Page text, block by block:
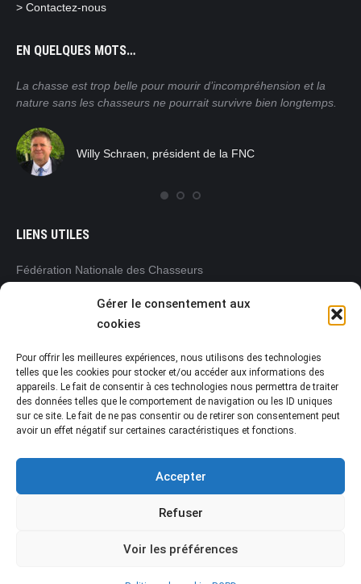
Gérer le consentement aux
cookies
Pour offrir les meilleures expériences, nous utilisons des technologies
telles que les cookies pour stocker et/ou accéder aux informations des
appareils. Le fait de consentir à ces technologies nous permettra de traiter
des données telles que le comportement de navigation ou les ID uniques
sur ce site. Le fait de ne pas consentir ou de retirer son consentement peut
avoir un effet négatif sur certaines caractéristiques et fonctions.
Accepter
Refuser
Voir les préférences
> Contactez-nous
EN QUELQUES MOTS…
La chasse est trop belle pour mourir d’incompréhension et la
nature sans les chasseurs ne pourrait survivre bien longtemps.
Willy Schraen, président de la FNC
LIENS UTILES
Fédération Nationale des Chasseurs
Fédération Régionale des Chasseurs
Pays de la Loire
L’Office français de la biodiversité (OFB)
www.ofb.gouv.fr
Préfecture de la Vendée
www.vendee.gouv.fr
Fédération Départementale des Chasseurs de la Vendée
WordPress themes